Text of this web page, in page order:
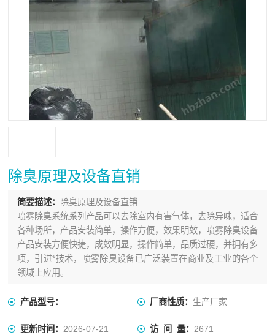
除臭原理及设备直销
简要描述：
除臭原理及设备直销
喷雾除臭系统系列产品可以去除室内有害气体，去除异味，适合
各种场所，产品安装简单，操作方便，效果明效，喷雾除臭设备
产品安装方便快捷，成效明显，操作简单，品质过硬，并拥有多
项，引进*技术，喷雾除臭设备已广泛装置在商业及工业的各个
领域上应用。
产品型号： 厂商性质： 生产厂家
更新时间：2026-07-21 访 问 量： 2671